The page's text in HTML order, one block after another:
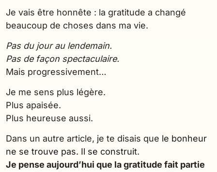
Je vais être honnête : la gratitude a changé
beaucoup de choses dans ma vie.
Pas du jour au lendemain.
Pas de façon spectaculaire.
Mais progressivement…
Je me sens plus légère.
Plus apaisée.
Plus heureuse aussi.
Dans un autre article, je te disais que le bonheur
ne se trouve pas. Il se construit.
Je pense aujourd’hui que la gratitude fait partie